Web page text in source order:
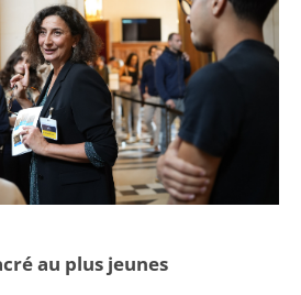
au plus jeunes